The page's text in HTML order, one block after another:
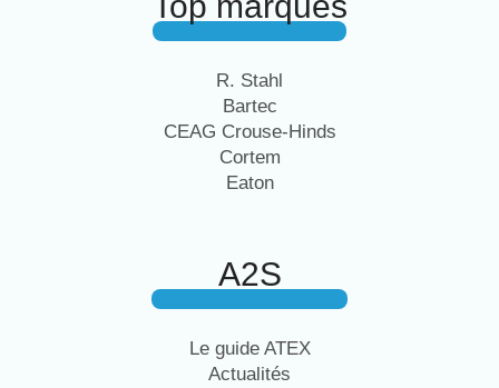
R. Stahl
Bartec
CEAG Crouse-Hinds
Cortem
Eaton
A2S
Le guide ATEX
Actualités